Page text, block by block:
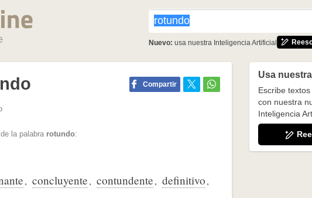
Nuevo: usa nuestra Inteligencia Artificial
Compartir
la palabra rotundo:
, concluyente, contundente, definitivo,
Usa
Escribe
con nuestra
Inteligencia